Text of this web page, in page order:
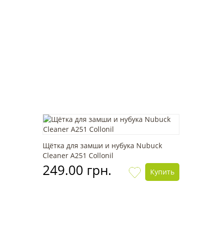
Щётка для замши и нубука Nubuck
Cleaner А251 Collonil
249.00 грн. Купить